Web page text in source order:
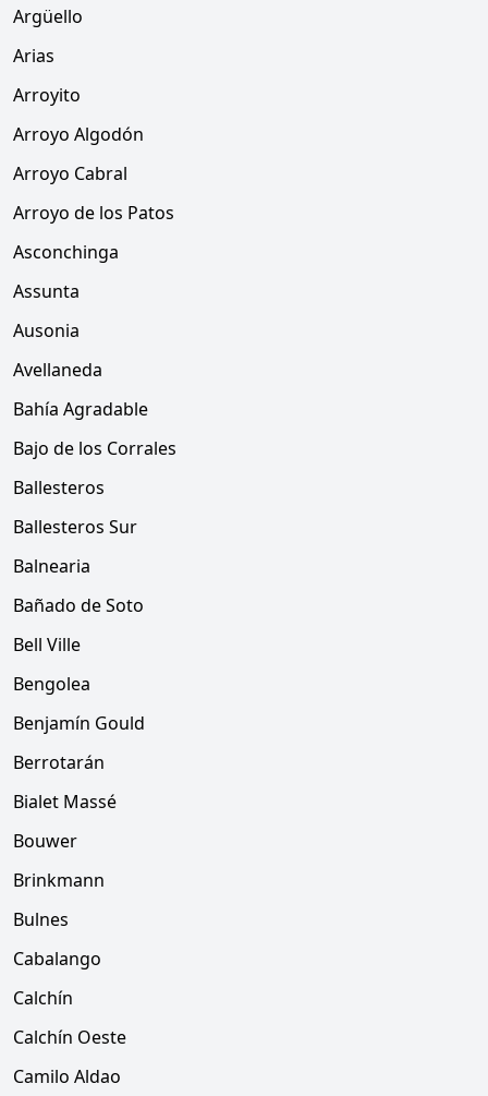
Argüello
Arias
Arroyito
Arroyo Algodón
Arroyo Cabral
Arroyo de los Patos
Asconchinga
Assunta
Ausonia
Avellaneda
Bahía Agradable
Bajo de los Corrales
Ballesteros
Ballesteros Sur
Balnearia
Bañado de Soto
Bell Ville
Bengolea
Benjamín Gould
Berrotarán
Bialet Massé
Bouwer
Brinkmann
Bulnes
Cabalango
Calchín
Calchín Oeste
Camilo Aldao